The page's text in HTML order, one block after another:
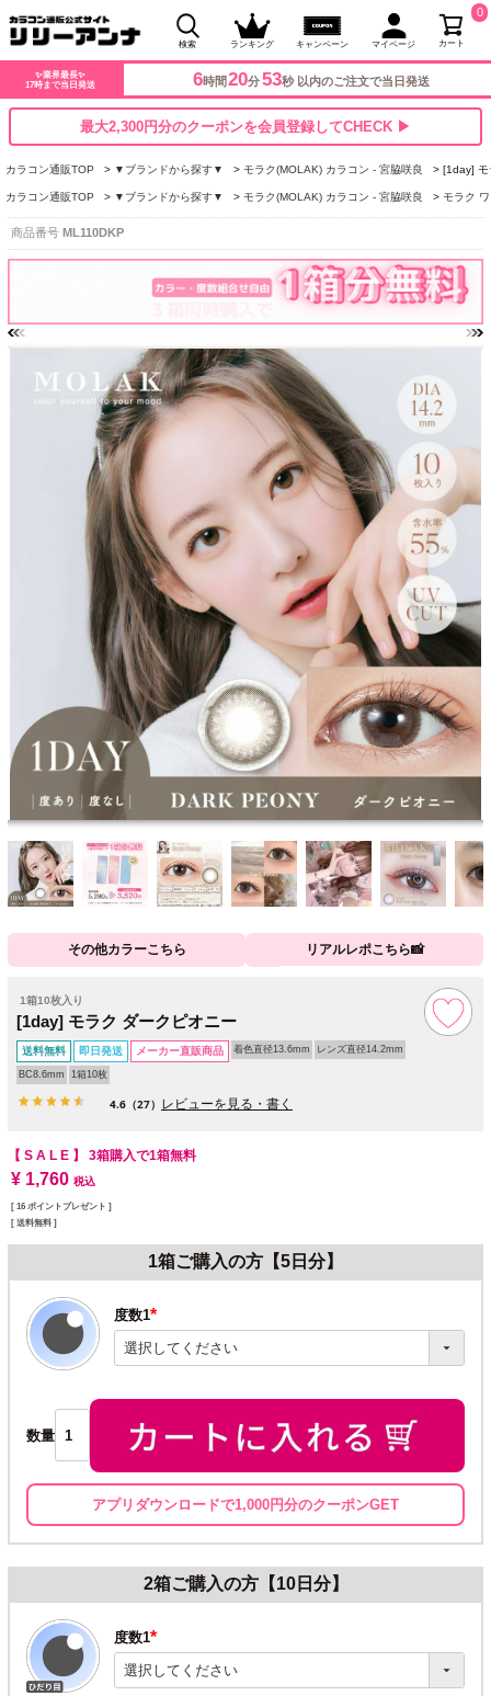
検索 ランキング キャンペーン マイページ カート
0
✨業界最長✨
17時まで当日発送
6時間 20分52秒 以内のご注文で当日発送
最大2,300円分のクーポンを会員登録してCHECK ▶
カラコン通販TOP ▼ブランドから探す▼ モラク(MOLAK) カラコン - 宮脇咲良 [1day] モ
カラコン通販TOP ▼ブランドから探す▼ モラク(MOLAK) カラコン - 宮脇咲良 モラク
商品番号 ML110DKP
その他カラーこちら リアルレポこちら📸
1箱10枚入り
[1day] モラク ダークピオニー
送料無料 即日発送 メーカー直販商品 着色直径13.6mm レンズ直径14.2mm
BC8.6mm 1箱10枚
4.6 （27） レビューを見る・書く
【 S A L E 】 3箱購入で1箱無料
¥ 1,760 税込
[ 16 ポイントプレゼント ]
送料無料
1箱ご購入の方【5日分】
度数1
(必
須)
数量
アプリダウンロードで1,000円分のクーポンGET
2箱ご購入の方【10日分】
度数1
(必
須)